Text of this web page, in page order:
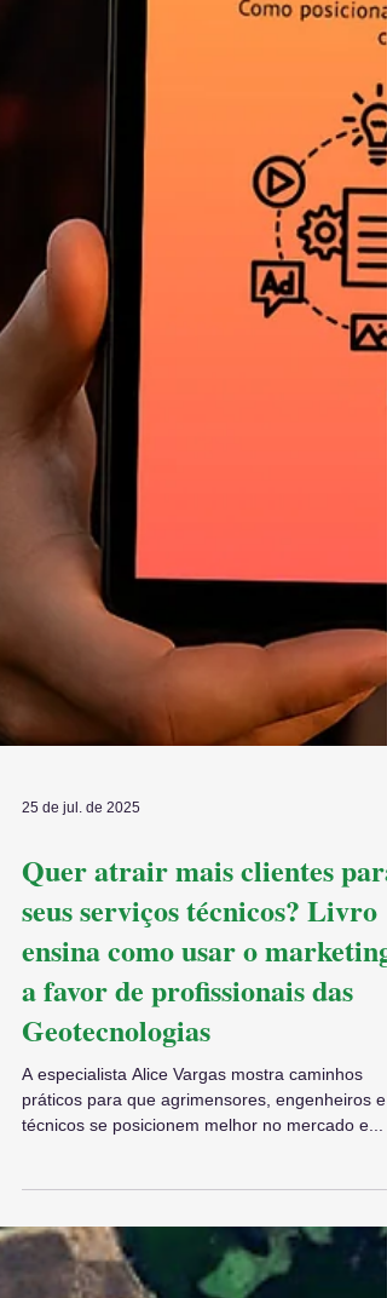
Quer atrair mais clientes para
seus serviços técnicos? Livro
ensina como usar o marketing
a favor de profissionais das
práticos para que agrimensores, engenheiros e
técnicos se posicionem melhor no mercado e...